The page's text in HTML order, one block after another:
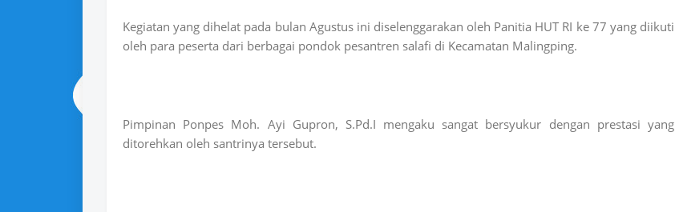
Kegiatan yang dihelat pada bulan Agustus ini diselenggarakan oleh Panitia HUT RI ke 77 yang diikuti
oleh para peserta dari berbagai pondok pesantren salafi di Kecamatan Malingping.
Pimpinan Ponpes Moh. Ayi Gupron, S.Pd.I mengaku sangat bersyukur dengan prestasi yang
ditorehkan oleh santrinya tersebut.